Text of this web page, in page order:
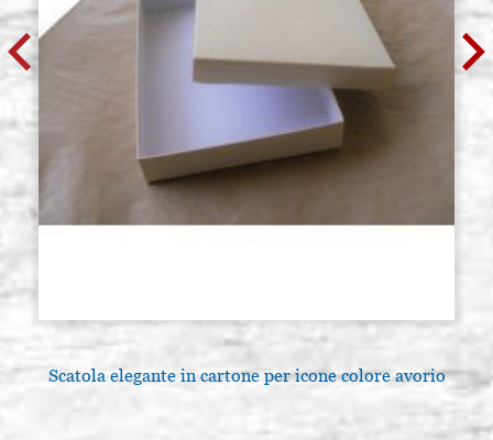
Scatola elegante in cartone per icone colore avorio